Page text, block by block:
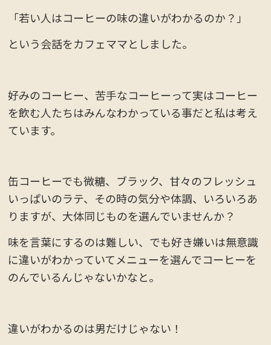
「若い人はコーヒーの味の違いがわかるのか？」
という会話をカフェママとしました。
好みのコーヒー、苦手なコーヒーって実はコーヒー
を飲む人たちはみんなわかっている事だと私は考え
ています。
缶コーヒーでも微糖、ブラック、甘々のフレッシュ
いっぱいのラテ、その時の気分や体調、いろいろあ
りますが、大体同じものを選んでいませんか？
味を言葉にするのは難しい、でも好き嫌いは無意識
に違いがわかっていてメニューを選んでコーヒーを
のんでいるんじゃないかなと。
違いがわかるのは男だけじゃない！